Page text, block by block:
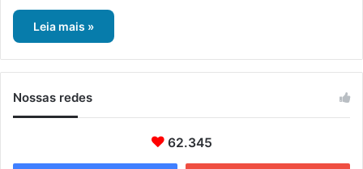
Leia mais »
Nossas redes
62.345